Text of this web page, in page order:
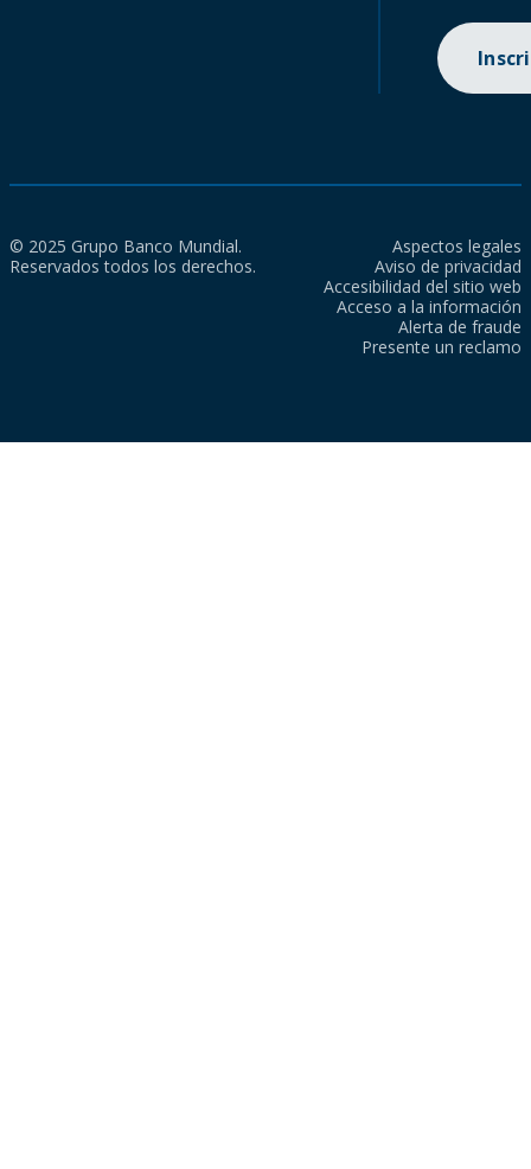
© 2025 Grupo Banco Mundial.
Reservados todos los derechos.
Aspectos legales
Aviso de privacidad
Accesibilidad del sitio web
Acceso a la información
Alerta de fraude
Presente un reclamo